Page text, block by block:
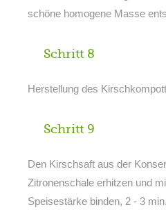
schöne homogene Masse
Schritt 8
Herstellung des
Schritt 9
Den Kirschsaft aus der
Zitronenschale erhitzen und
Speisestärke binden, 2 - 3